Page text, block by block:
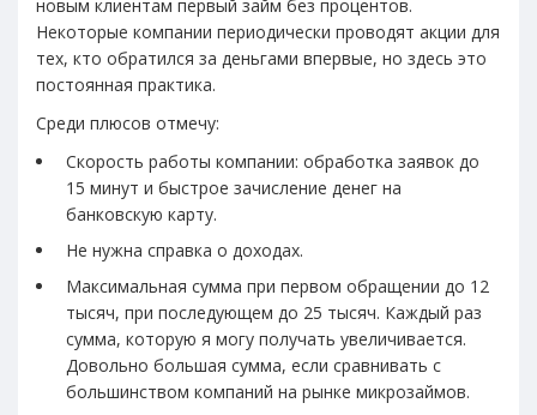
новым клиентам первый займ без процентов.
Некоторые компании периодически проводят акции для
тех, кто обратился за деньгами впервые, но здесь это
постоянная практика.
Среди плюсов отмечу:
Скорость работы компании: обработка заявок до
15 минут и быстрое зачисление денег на
банковскую карту.
Не нужна справка о доходах.
Максимальная сумма при первом обращении до 12
тысяч, при последующем до 25 тысяч. Каждый раз
сумма, которую я могу получать увеличивается.
Довольно большая сумма, если сравнивать с
большинством компаний на рынке микрозаймов.